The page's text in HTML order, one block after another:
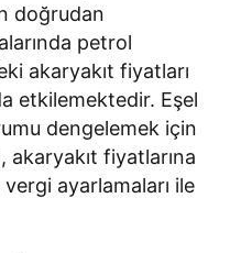
doğrudan
petrol
akaryakıt fiyatları
etkilemektedir. Eşel
dengelemek için
fiyatlarına
vergi ayarlamaları ile